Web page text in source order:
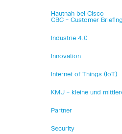
Hautnah bei Cisco
CBC – Customer
Industrie 4.0
Innovation
Internet of Things (IoT)
KMU – kleine und
Partner
Security